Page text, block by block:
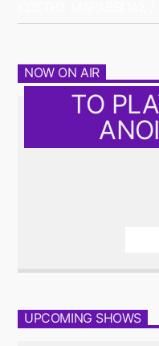
NOW ON AIR
ΤΟ
UPCOMING SHOWS